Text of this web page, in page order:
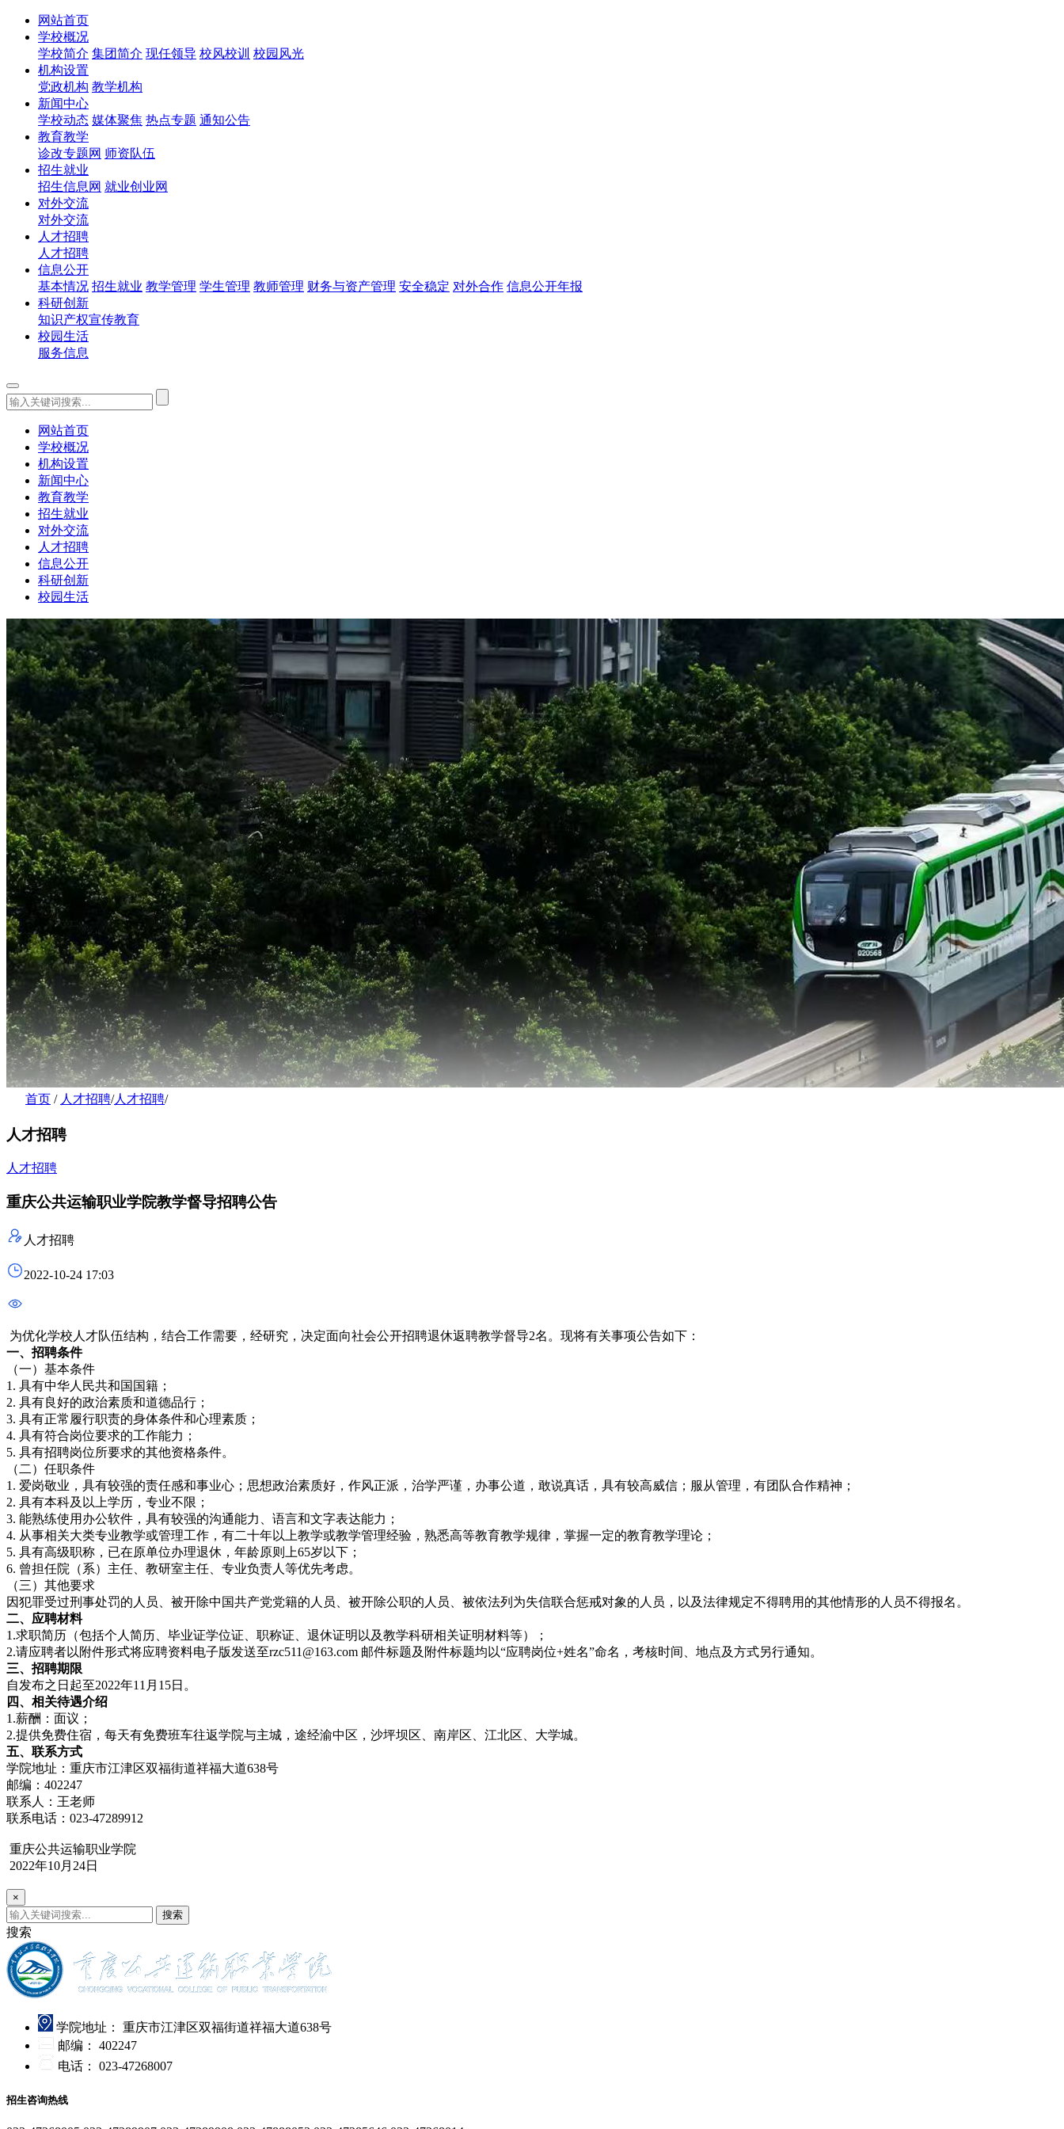
网站首页
学校概况
学校简介 集团简介 现任领导 校风校训 校园风光
机构设置
党政机构 教学机构
新闻中心
学校动态 媒体聚焦 热点专题 通知公告
教育教学
诊改专题网 师资队伍
招生就业
招生信息网 就业创业网
对外交流
对外交流
人才招聘
人才招聘
信息公开
基本情况 招生就业 教学管理 学生管理 教师管理 财务与资产管理 安全稳定 对外合作 信息公开年报
科研创新
知识产权宣传教育
校园生活
服务信息
网站首页
学校概况
机构设置
新闻中心
教育教学
招生就业
对外交流
人才招聘
信息公开
科研创新
校园生活
首页 / 人才招聘/人才招聘/
人才招聘
人才招聘
重庆公共运输职业学院教学督导招聘公告
人才招聘
2022-10-24 17:03
为优化学校人才队伍结构，结合工作需要，经研究，决定面向社会公开招聘退休返聘教学督导2名。现将有关事项公告如下：
一、 招聘条件
（一）基本条件
1. 具有中华人民共和国国籍；
2. 具有良好的政治素质和道德品行；
3. 具有正常履行职责的身体条件和心理素质；
4. 具有符合岗位要求的工作能力；
5. 具有招聘岗位所要求的其他资格条件。
（二）任职条件
1. 爱岗敬业，具有较强的责任感和事业心；思想政治素质好，作风正派，治学严谨，办事公道，敢说真话，具有较高威信；服从管理，有团队合作精神；
2. 具有本科及以上学历，专业不限；
3. 能熟练使用办公软件，具有较强的沟通能力、语言和文字表达能力；
4. 从事相关大类专业教学或管理工作，有二十年以上教学或教学管理经验，熟悉高等教育教学规律，掌握一定的教育教学理论；
5. 具有高级职称，已在原单位办理退休，年龄原则上65岁以下；
6. 曾担任院（系）主任、教研室主任、专业负责人等优先考虑。
（三）其他要求
因犯罪受过刑事处罚的人员、被开除中国共产党党籍的人员、被开除公职的人员、被依法列为失信联合惩戒对象的人员，以及法律规定不得聘用的其他情形的人员不得报名。
二、应聘材料
1.求职简历（包括个人简历、毕业证学位证、职称证、退休证明以及教学科研相关证明材料等）；
2.请应聘者以附件形式将应聘资料电子版发送至rzc511@163.com 邮件标题及附件标题均以“应聘岗位+姓名”命名，考核时间、地点及方式另行通知。
三、招聘期限
自发布之日起至2022年11月15日。
四、相关待遇介绍
1.薪酬：面议；
2.提供免费住宿，每天有免费班车往返学院与主城，途经渝中区，沙坪坝区、南岸区、江北区、大学城。
五、联系方式
学院地址：重庆市江津区双福街道祥福大道638号
邮编：402247
联系人：王老师
联系电话：023-47289912
重庆公共运输职业学院
2022年10月24日
×
搜索
搜索
学院地址：
重庆市江津区双福街道祥福大道638号
邮编：
402247
电话：
023-47268007
招生咨询热线